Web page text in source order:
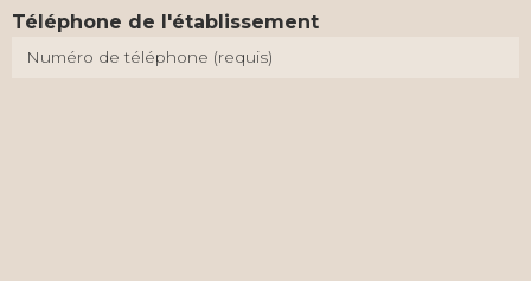
Téléphone de l'établissement